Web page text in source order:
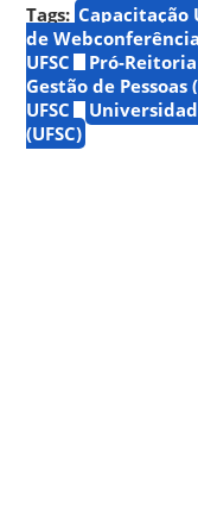
Tags: Capacitação
de Webconferência
UFSC
Pró-
Gestão de Pessoas
UFSC
(UFSC)